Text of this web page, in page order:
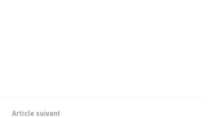
Article suivant